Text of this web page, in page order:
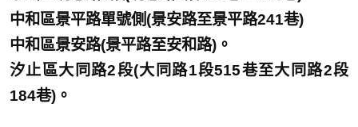
中和區景平路單號側(景安路至景平路241巷)
中和區景安路(景平路至安和路)。
汐止區大同路2段(大同路1段515巷至大同路2段
184巷)。